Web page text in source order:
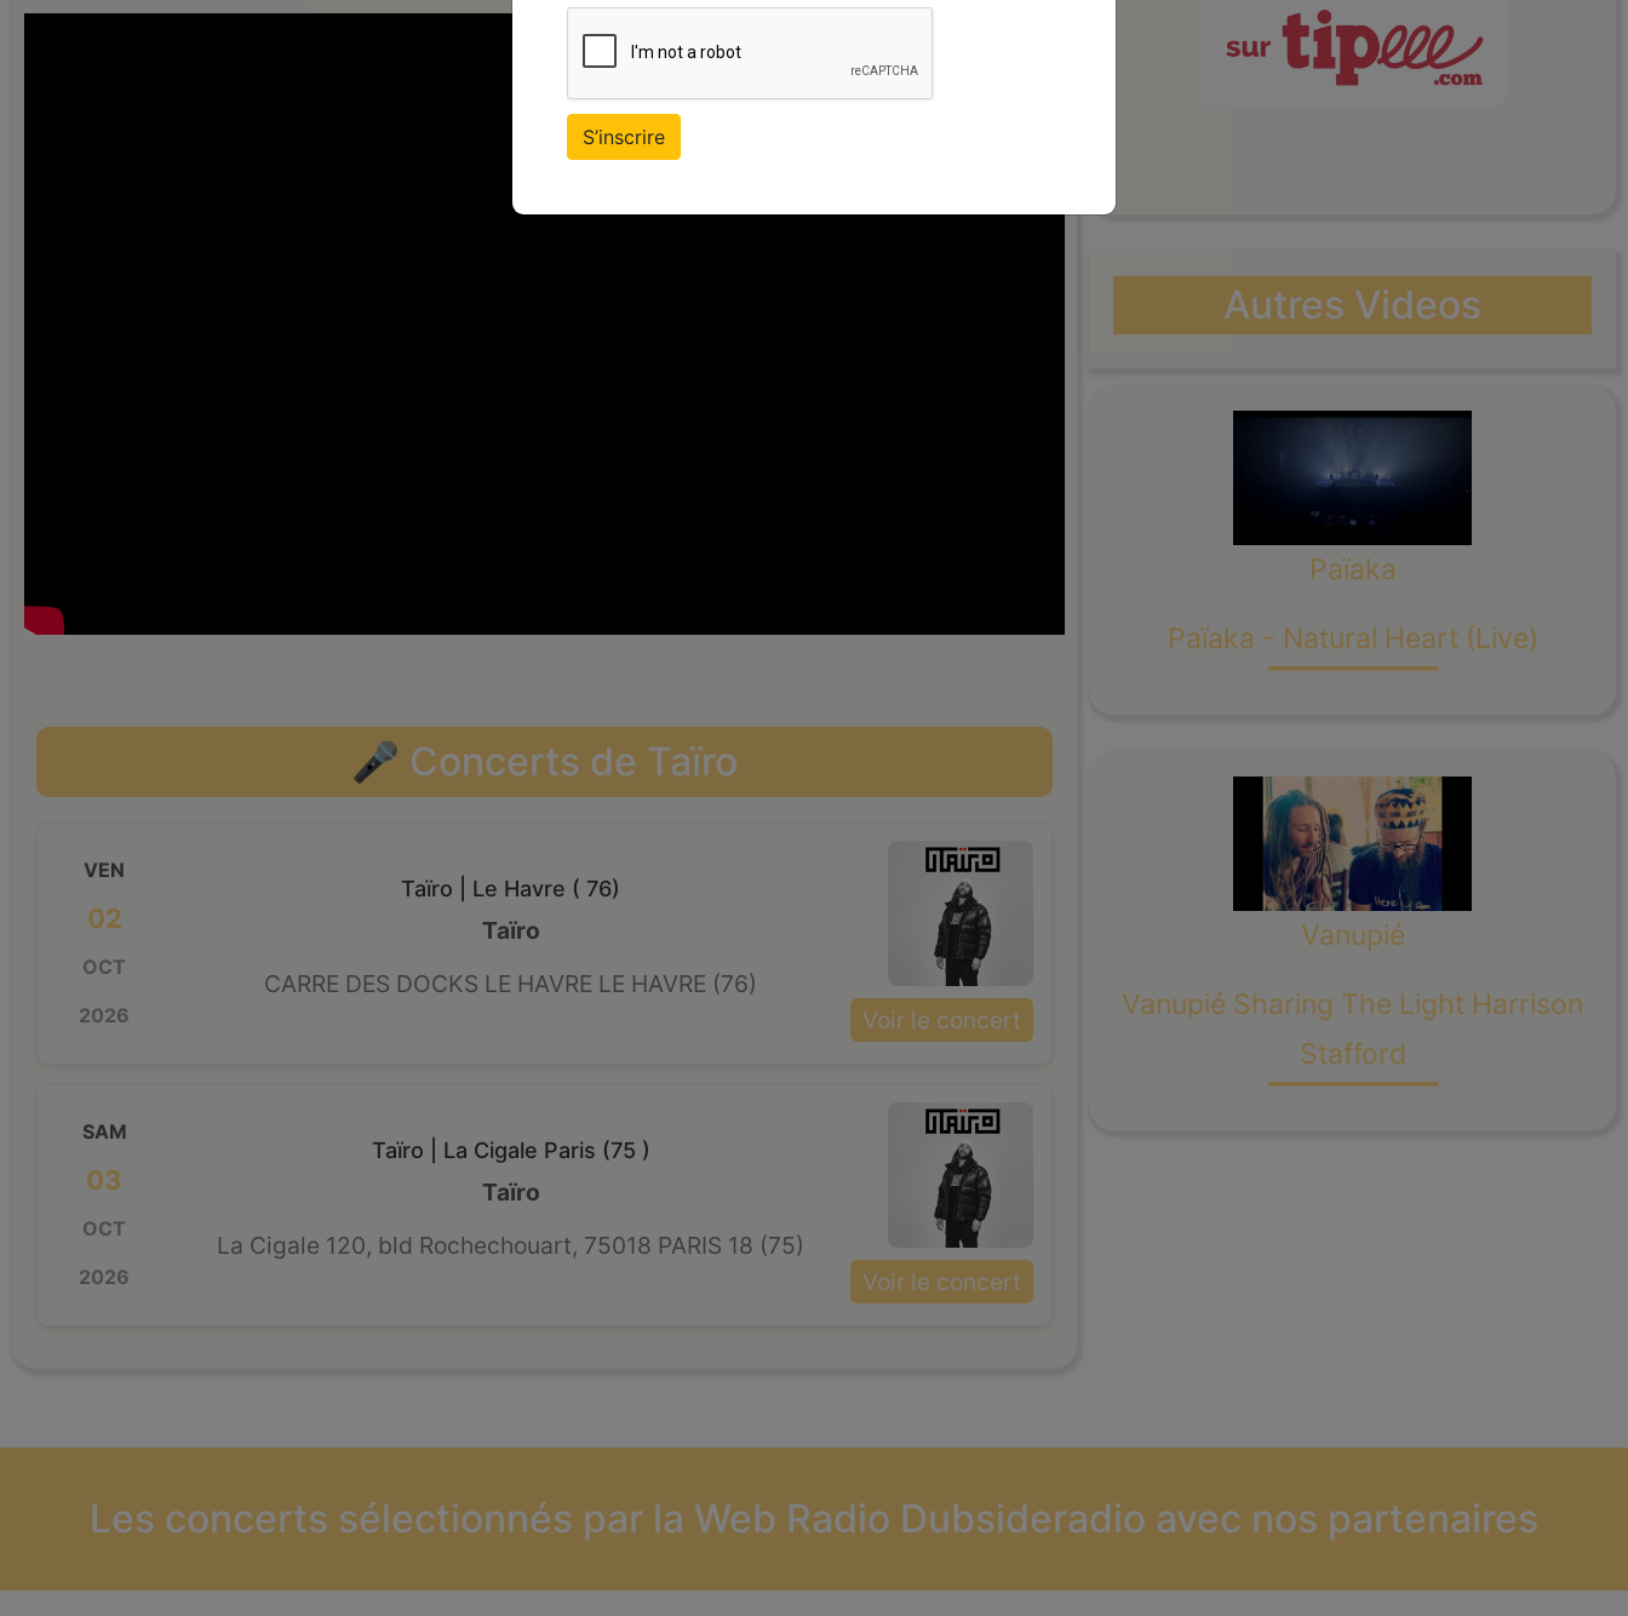
🎤 Concerts de Taïro
VEN
02
OCT
2026
Taïro | Le Havre ( 76)
Taïro
CARRE DES DOCKS LE HAVRE LE HAVRE (76)
Voir le concert
SAM
03
OCT
2026
Taïro | La Cigale Paris (75 )
Taïro
La Cigale 120, bld Rochechouart, 75018 PARIS 18 (75)
Voir le concert
Autres Videos
Païaka
Païaka - Natural Heart (Live)
_______
Vanupié
Vanupié Sharing The Light Harrison
Stafford
_______
Les concerts sélectionnés par la Web Radio Dubsideradio avec nos partenaires
S’inscrire